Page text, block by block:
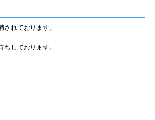
れております。
しております。